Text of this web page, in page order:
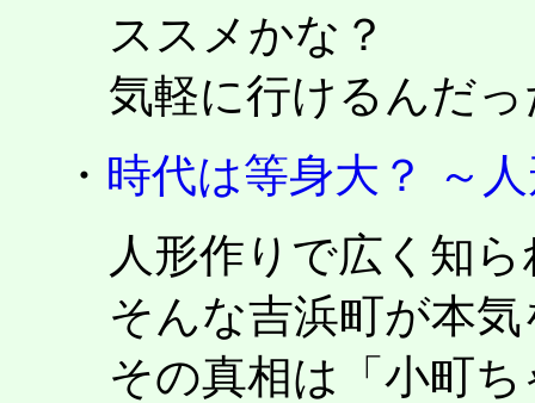
ススメかな？
気軽に行けるんだっ
・ 時代は等身大？ ～
人形作りで広く知
そんな吉浜町が本
その真相は「小町